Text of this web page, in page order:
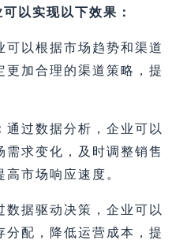
以实现以下效果：
可以根据市场趋势和渠道
更加合理的渠道策略，提
通过数据分析，企业可以
需求变化，及时调整销售
市场响应速度。
数据驱动决策，企业可以
分配，降低运营成本，提